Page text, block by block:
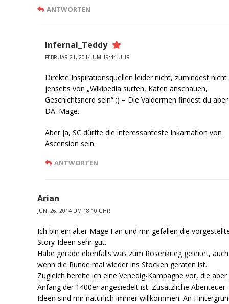
ANTWORTEN
Infernal_Teddy
FEBRUAR 21, 2014 UM 19:44 UHR
Direkte Inspirationsquellen leider nicht, zumindest nicht
jenseits von „Wikipedia surfen, Katen anschauen,
Geschichtsnerd sein“ ;) – Die Valdermen findest du
DA: Mage.
Aber ja, SC dürfte die interessanteste Inkarnation von
Ascension sein.
ANTWORTEN
Arian
JUNI 26, 2014 UM 18:10 UHR
Ich bin ein alter Mage Fan und mir gefallen die
Story-Ideen sehr gut.
Habe gerade ebenfalls was zum Rosenkrieg geleitet, auch
wenn die Runde mal wieder ins Stocken geraten ist.
Zugleich bereite ich eine Venedig-Kampagne vor, die aber
Anfang der 1400er angesiedelt ist. Zusätzliche Abenteuer-
Ideen sind mir natürlich immer willkommen. An